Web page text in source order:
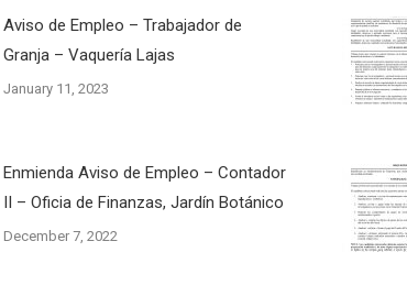
Aviso de Empleo – Trabajador de
Granja – Vaquería Lajas
January 11, 2023
Enmienda Aviso de Empleo – Contador
II – Oficia de Finanzas, Jardín Botánico
December 7, 2022